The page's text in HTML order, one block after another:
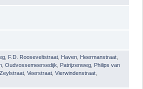
F.D. Rooseveltstraat Haven Heermanstraat
Oudvossemeersedijk Patrijzenweg Philips van
Veerstraat Vierwindenstraat